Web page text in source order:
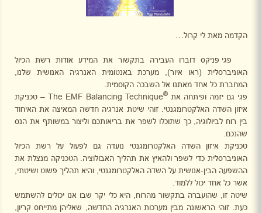
הקדמה מאת לי קרול…
פגי פניקס דוברו העבירה בתקשור את המידע אודות רשת הכיול
האוניברסלית (ראו איור), מערכת באנטומית האנרגיה האנושית שלנו,
המחברת כל אחד מאתנו אל השבכה הקוסמית.
פגי גם יזמה ופיתחה את
The EMF Balancing Technique®
– טכניקת
איזון השדה האלקטרומגנטי. זוהי שיטת אנרגיה חדשה המאיצה את האיחוד
בין רוח לביולוגיה, כך שתוכלו לשפר את בריאותכם וליצור במשותף את הנס
שהנכם.
טכניקת איזון השדה האלקטרומגנטי נועדה גם לפעול על רשת הכיול
האוניברסלית כדי לשפר ולהאיץ את תהליך האבולוציה. הטכניקה מנצלת את
ההשפעה הבין-אנושית על השדה האלקטרומגנטי, והיא תהליך פשוט ושיטתי,
אשר כל אחד יכול ללמוד.
שיטה זו, שהועברה בתקשור מהרוח, היא כלי יקר שבו אנו יכולים להשתמש
כעת. זוהי הראשונה מבין מערכות האנרגיה החדשה, שאליהן מתייחס קריון,